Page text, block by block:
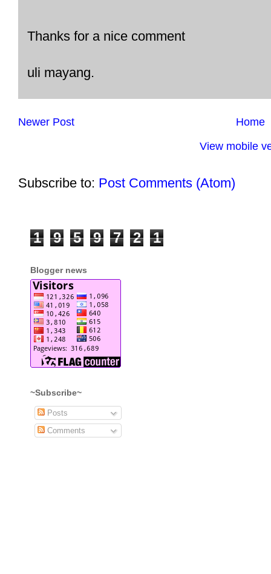
Thanks for a nice comment
uli mayang.
Newer Post
Home
View mobile
Subscribe to: Post Comments (Atom)
1 9 5 9 7 2 1
Blogger news
~Subscribe~
Posts
Comments